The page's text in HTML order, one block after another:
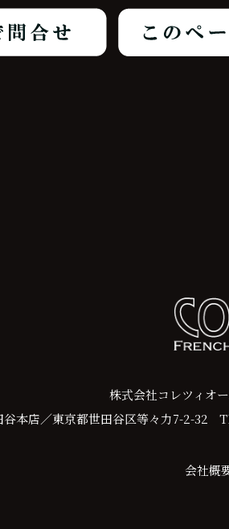
株式会社コレツィオ
谷本店／東京都世田谷区等々力7-2-32
会社概